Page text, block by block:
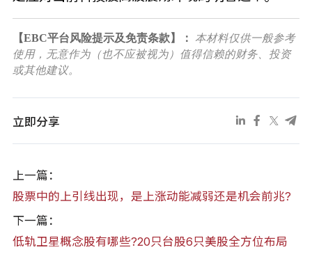
【EBC平台风险提示及免责条款】：
本材料仅供一般参考
使用，无意作为（也不应被视为）值得信赖的财务、投资
或其他建议。
立即分享
上一篇：
股票中的上引线出现，是上涨动能减弱还是机会前兆?
下一篇：
低轨卫星概念股有哪些?20只台股6只美股全方位布局